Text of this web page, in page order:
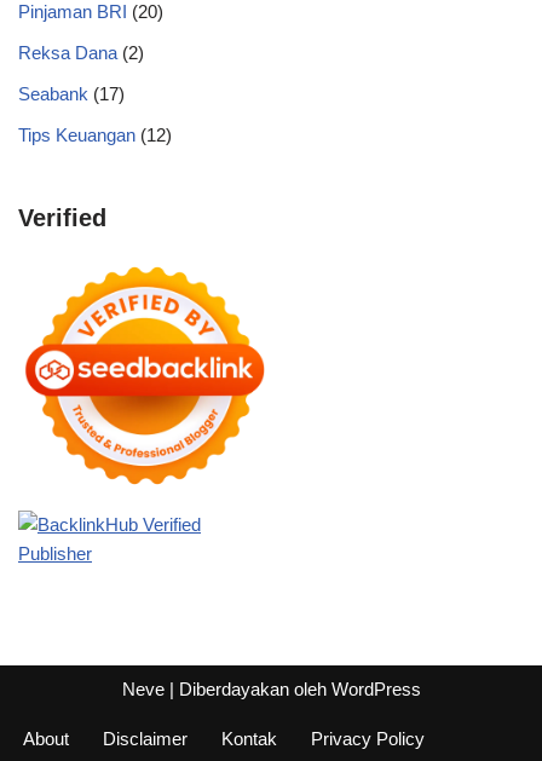
Pinjaman BRI (20)
Reksa Dana (2)
Seabank (17)
Tips Keuangan (12)
Verified
Neve| Diberdayakan oleh WordPress
About Disclaimer Kontak Privacy Policy